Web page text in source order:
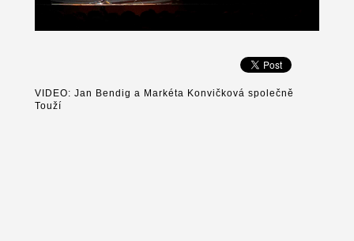
VIDEO: Jan Bendig a Markéta Konvičková společně
Touží